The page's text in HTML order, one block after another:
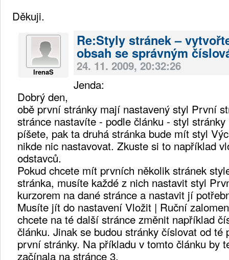
Děkuji.
IrenaS
Re:Styly stránek –
obsah se správným
24. 11. 2009, 20:32:26
Jenda:
Dobrý den,
obě první stránky mají nastavený styl První
stránce nastavíte - podle článku - styl
píšete, pak ta druhá stránka bude mít styl
nikde nic nastavovat. Zkuste si to například
odstavců.
Pokud chcete mít prvních několik stránek
stránka, musíte každé z nich nastavit styl
kurzorem na dané stránce a nastavit jí
Musíte jít do nastavení Vložit | Ruční
chcete na té další stránce změnit například
článku. Jinak se budou stránky číslovat od
první stránky. Na příkladu v tomto článku by
začínala na stránce 3.